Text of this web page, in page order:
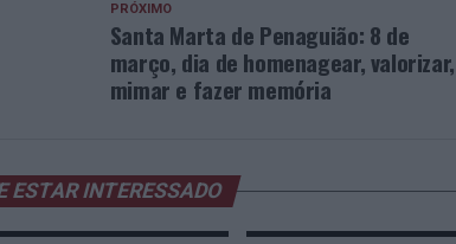
PRÓXIMO
Santa Marta de Penaguião: 8 de
março, dia de homenagear, valorizar,
mimar e fazer memória
ESTAR INTERESSADO